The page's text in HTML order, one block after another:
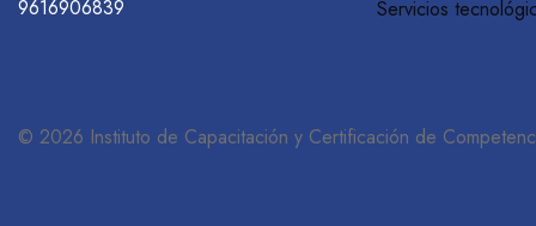
9616906839
Servicios
© 2026 Instituto de Capacitación y Certificación de